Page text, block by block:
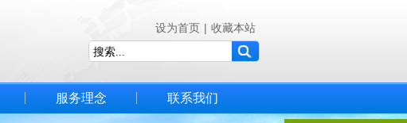
设为首页 | 收藏本站
服务理念 联系我们